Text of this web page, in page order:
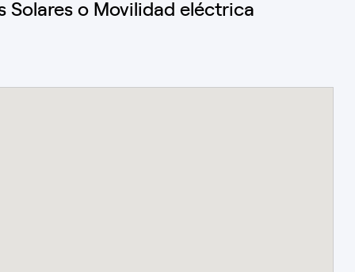
o Movilidad eléctrica